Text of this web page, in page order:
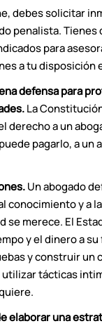
debes solicitar
penalista. Tienes
para
a tu disposición
defensa para
La
derecho a un
pagarlo, a un
Un abogado
conocimiento y a
se merece. El
y el dinero a su
y construir un
utilizar tácticas
elaborar una